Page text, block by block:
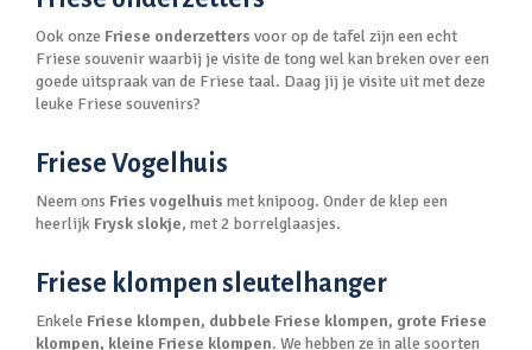
Ook onze Friese onderzetters voor op de tafel zijn een echt
Friese souvenir waarbij je visite de tong wel kan breken over een
goede uitspraak van de Friese taal. Daag jij je visite uit met deze
leuke Friese souvenirs?
Friese Vogelhuis
Neem ons Fries vogelhuis met knipoog. Onder de klep een
heerlijk Frysk slokje, met 2 borrelglaasjes.
Friese klompen sleutelhanger
Enkele Friese klompen, dubbele Friese klompen, grote Friese
klompen, kleine Friese klompen. We hebben ze in alle soorten